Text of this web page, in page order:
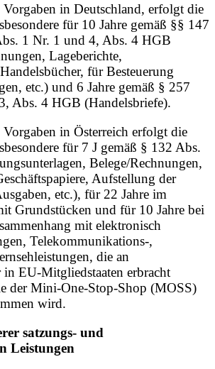
Vorgaben in Deutschland, erfolgt die
für 10 Jahre gemäß §§ 147
1 Nr. 1 und 4, Abs. 4 HGB
Lageberichte,
für Besteuerung
etc.) und 6 Jahre gemäß § 257
Abs. 4 HGB (Handelsbriefe).
Vorgaben in Österreich erfolgt die
für 7 J gemäß § 132 Abs.
Belege/Rechnungen,
Aufstellung der
etc.), für 22 Jahre im
Grundstücken und für 10 Jahre bei
mit elektronisch
Telekommunikations-,
die an
EU-Mitgliedstaaten erbracht
der Mini-One-Stop-Shop (MOSS)
wird.
satzungs- und
Leistungen